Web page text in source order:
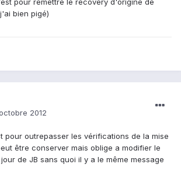
pour remettre le recovery d'origine de
bien pigé)
2012
pour outrepasser les vérifications de la mise
être conserver mais oblige a modifier le
de JB sans quoi il y a le même message